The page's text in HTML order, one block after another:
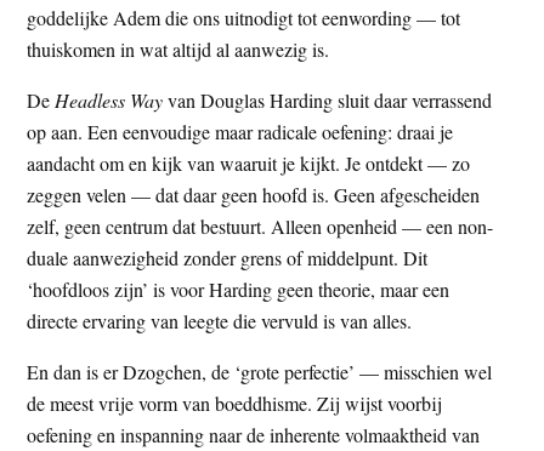
goddelijke Adem die ons uitnodigt tot eenwording — tot
thuiskomen in wat altijd al aanwezig is.
De Headless Wayvan Douglas Harding sluit daar verrassend
op aan. Een eenvoudige maar radicale oefening: draai je
aandacht om en kijk van waaruit je kijkt. Je ontdekt — zo
zeggen velen — dat daar geen hoofd is. Geen afgescheiden
zelf, geen centrum dat bestuurt. Alleen openheid — een non-
duale aanwezigheid zonder grens of middelpunt. Dit
‘hoofdloos zijn’ is voor Harding geen theorie, maar een
directe ervaring van leegte die vervuld is van alles.
En dan is er Dzogchen, de ‘grote perfectie’ — misschien wel
de meest vrije vorm van boeddhisme. Zij wijst voorbij
oefening en inspanning naar de inherente volmaaktheid van